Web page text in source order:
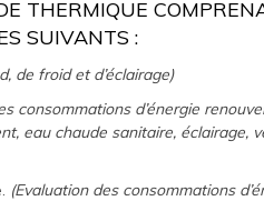
THERMIQUE
SUIVANTS :
de froid et d’éclairage)
consommations d’énergie
eau chaude sanitaire, éclairage,
(Evaluation des consommations